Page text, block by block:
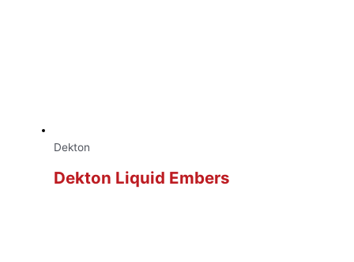
Dekton
Dekton Liquid Embers